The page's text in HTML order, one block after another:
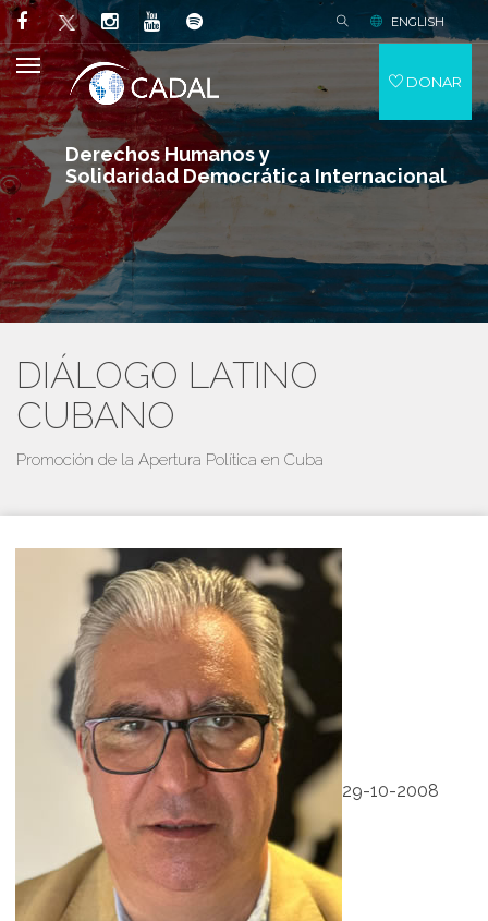
Derechos Humanos y
Solidaridad Democrática Internacional
ENGLISH
DONAR
DIÁLOGO LATINO
CUBANO
Promoción de la Apertura Política en Cuba
29-10-2008